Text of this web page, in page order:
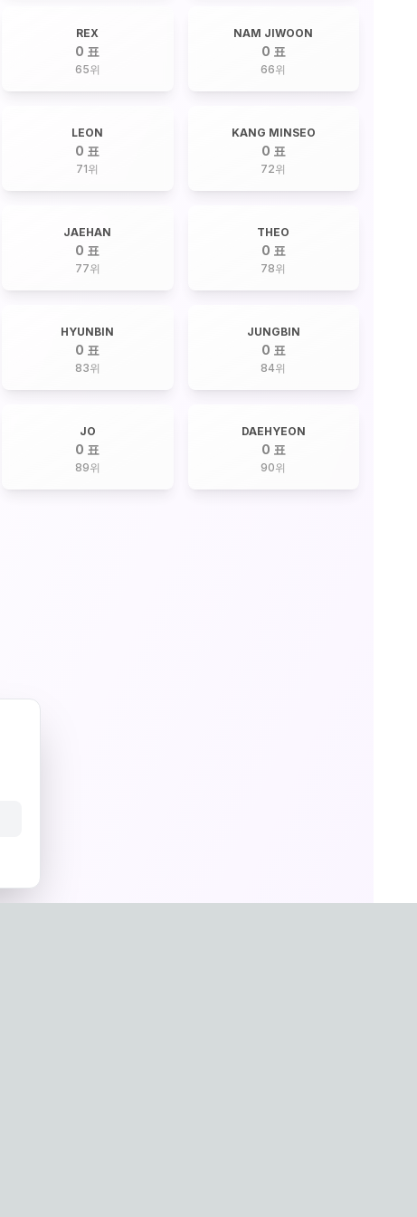
REX
0 표
65위
NAM JIWOON
0 표
66위
LEON
0 표
71위
KANG MINSEO
0 표
72위
JAEHAN
0 표
77위
THEO
0 표
78위
HYUNBIN
0 표
83위
JUNGBIN
0 표
84위
JO
0 표
89위
DAEHYEON
0 표
90위